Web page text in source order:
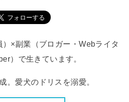
×副業（ブロガー・Webライタ
）で生きています。
。愛犬のドリスを溺愛。